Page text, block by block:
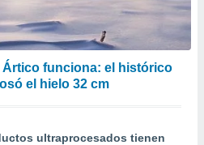
Ártico funciona: el histórico
el hielo 32 cm
ultraprocesados ​​tienen